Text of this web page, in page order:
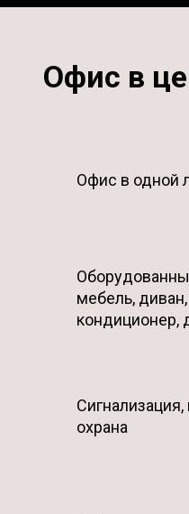
Офис в
Офис в одной
мебель,
кондиционер,
охрана